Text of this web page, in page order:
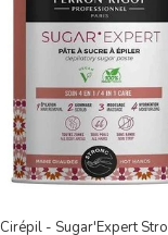
Cirépil - Sugar'Expert